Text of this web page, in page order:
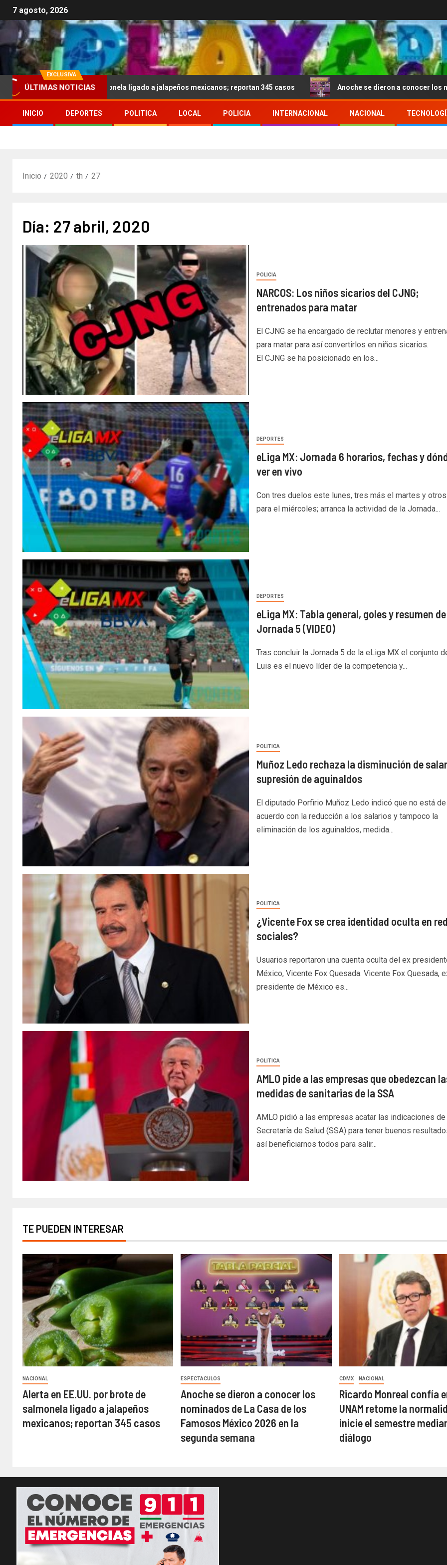
7 agosto, 2026
EXCLUSIVA
ÚLTIMAS NOTICIAS
por brote de salmonela ligado a jalapeños mexicanos; reportan 345 casos Anoche se dieron a conocer los nominados
INICIO DEPORTES POLITICA LOCAL POLICIA INTERNACIONAL NACIONAL
Inicio 2020 th 27
Día: 27 abril, 2020
POLICIA
NARCOS: Los niños sicarios del CJNG;
entrenados para matar
El CJNG se ha encargado de reclutar menores y
para matar para así convertirlos en niños sicarios.
El CJNG se ha posicionado en los...
DEPORTES
eLiga MX: Jornada 6 horarios, fechas y
ver en vivo
Con tres duelos este lunes, tres más el martes y
para el miércoles; arranca la actividad de la Jornada...
DEPORTES
eLiga MX: Tabla general, goles y resumen
Jornada 5 (VIDEO)
Tras concluir la Jornada 5 de la eLiga MX el conjunto
Luis es el nuevo líder de la competencia y...
POLITICA
Muñoz Ledo rechaza la disminución de
supresión de aguinaldos
El diputado Porfirio Muñoz Ledo indicó que no está de
acuerdo con la reducción a los salarios y tampoco la
eliminación de los aguinaldos, medida...
POLITICA
¿Vicente Fox se crea identidad oculta en
sociales?
Usuarios reportaron una cuenta oculta del ex
México, Vicente Fox Quesada. Vicente Fox Quesada,
presidente de México es...
POLITICA
AMLO pide a las empresas que obedezcan
medidas de sanitarias de la SSA
AMLO pidió a las empresas acatar las indicaciones de
Secretaría de Salud (SSA) para tener buenos
así beneficiarnos todos para salir...
TE PUEDEN INTERESAR
NACIONAL
Alerta en EE.UU. por brote de
salmonela ligado a jalapeños
mexicanos; reportan 345 casos
ESPECTACULOS
Anoche se dieron a conocer los
nominados de La Casa de los
Famosos México 2026 en la
segunda semana
CDMX NACIONAL
Ricardo Monreal confía
UNAM retome la
inicie el semestre
diálogo